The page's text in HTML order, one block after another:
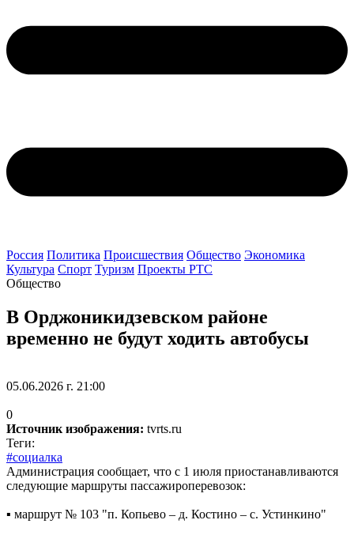
Россия Политика Происшествия Общество Экономика
Культура Спорт Туризм Проекты РТС
Общество
В Орджоникидзевском районе
временно не будут ходить автобусы
05.06.2026 г. 21:00
0
Источник изображения: tvrts.ru
Теги:
#социалка
Администрация сообщает, что с 1 июля приостанавливаются
следующие маршруты пассажироперевозок:
▪️ маршрут № 103 "п. Копьево – д. Костино – с. Устинкино"